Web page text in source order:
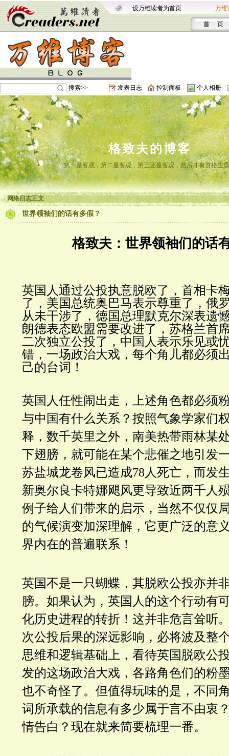
设万维读者为首页 万维
首 页
搜索>> 发表日志 控制面板 个人相册
格致夫的博客
第一是客观，第二是客观，第三还是客观，然后才有资格主
网络日志正文
世界领袖们的话有多假？
格致夫：世界领袖们的话
英国人通过公投执意脱欧了，首相卡
了，美国总统奥巴马表示尊重了，俄
从未干涉了，德国总理默克尔深表遗
朗德表态欧盟需要改进了，苏格兰首
二次独立公投了，中国人表示乐见
错，一场政治大戏，每个角儿都必须
己的台词！
英国人任性闹出走，上述角色都必须
与中国有什么关系？按照气象学家们
释，数千英里之外，南美热带雨林某
下翅膀，就可能在某个悲催之地引发
苏盐城龙卷风已造成78人死亡，而发
新奥尔良卡特娜飓风更导致近两千人
例子给人们带来的启示，当然不仅仅
的气候演变加深理解，它更广泛的意
界内在的普遍联系！
英国不是一只蝴蝶，其脱欧公投亦并
膀。如果认为，英国人的这个行动有
化历史进程的转折！这并非危言耸听
次公投后果的深远影响，必将波及整
思维和逻辑基础上，看待英国脱欧公
发的这场政治大戏，各路角色们的粉
也不奇怪了。但值得玩味的是，不同
词所承载的信息有多少属于言不由衷
情告白？现在就来简要梳理一番。